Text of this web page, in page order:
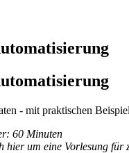
- mit praktischen
60 Minuten
hier um eine Vorlesung für